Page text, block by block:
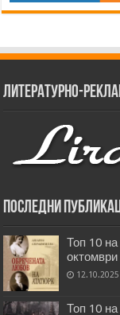
Литературно-
Последни
Топ 10
12.10.2025
Топ 10